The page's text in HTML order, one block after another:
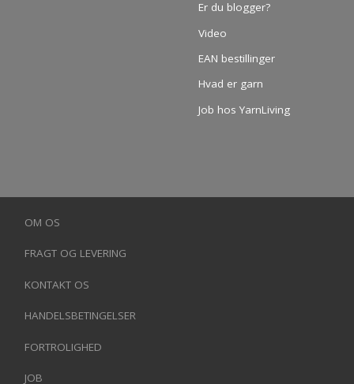
Er du blogger?
Video
EAN bestillinger
Hvad er garn
Job hos YarnLiving
OM OS
FRAGT OG LEVERING
KONTAKT OS
HANDELSBETINGELSER
FORTROLIGHED
JOB